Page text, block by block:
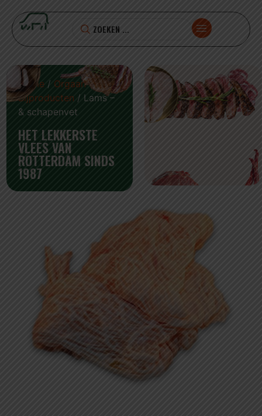
Home / Orgaan en
Bijproducten / Lams –
& schapenvet
HET LEKKERSTE
VLEES VAN
ROTTERDAM SINDS
1987